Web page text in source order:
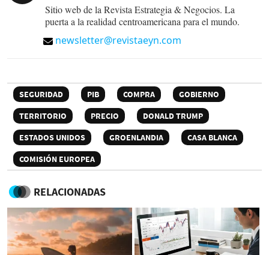
Sitio web de la Revista Estrategia & Negocios. La
puerta a la realidad centroamericana para el mundo.
newsletter@revistaeyn.com
SEGURIDAD PIB COMPRA
GOBIERNO
TERRITORIO
PRECIO
DONALD TRUMP
ESTADOS UNIDOS
GROENLANDIA
CASA BLANCA
COMISIÓN EUROPEA
RELACIONADAS